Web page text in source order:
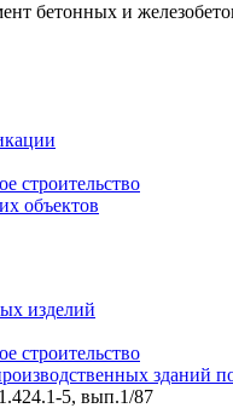
бетонных и
строительство
объектов
изделий
строительство
зданий
5, вып.1/87